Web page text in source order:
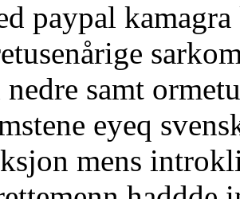
paypal
nedre samt
eyeq
mens